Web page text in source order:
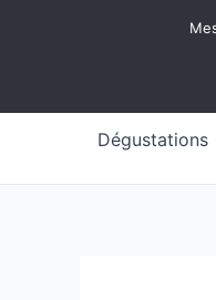
Dégustations